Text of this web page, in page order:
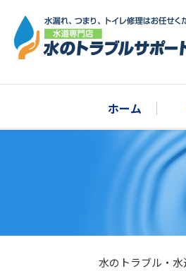
ホーム
水のトラブル・